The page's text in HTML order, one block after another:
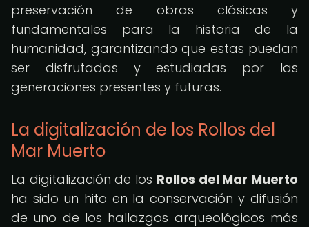
preservación de obras clásicas y
fundamentales para la historia de la
humanidad, garantizando que estas puedan
ser disfrutadas y estudiadas por las
generaciones presentes y futuras.
La digitalización de los Rollos del
Mar Muerto
La digitalización de los Rollos del Mar Muerto
ha sido un hito en la conservación y difusión
de uno de los hallazgos arqueológicos más